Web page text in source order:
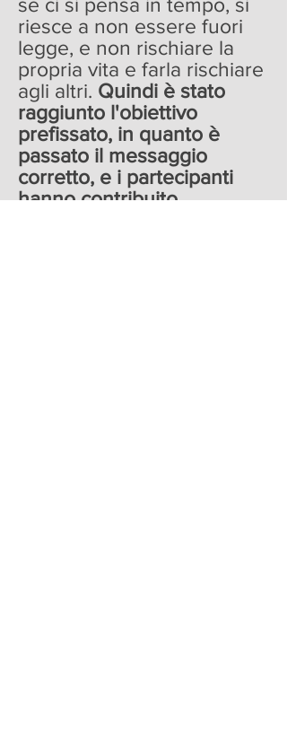
se ci si pensa in tempo, si
riesce a non essere fuori
legge, e non rischiare la
propria vita e farla rischiare
agli altri. Quindi è stato
raggiunto l'obiettivo
prefissato, in quanto è
passato il messaggio
corretto, e i partecipanti
hanno contribuito